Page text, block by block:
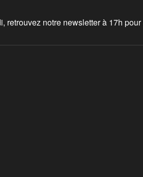
retrouvez notre newsletter à 17h